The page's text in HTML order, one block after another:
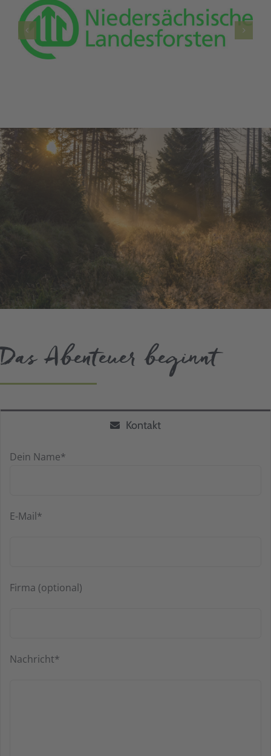
Das Abenteuer beginnt
Kontakt
Dein Name*
E-Mail*
Firma (optional)
Nachricht*